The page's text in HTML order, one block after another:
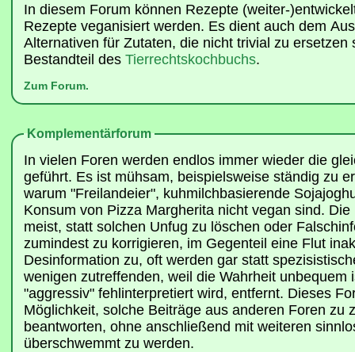
In diesem Forum können Rezepte (weiter-
Rezepte veganisiert werden. Es dient auch dem
Alternativen für Zutaten, die nicht trivial zu ersetzen
Bestandteil des Tierrechtskochbuchs.
Zum Forum.
Komplementärforum
In vielen Foren werden endlos immer wieder die
geführt. Es ist mühsam, beispielsweise ständig zu
warum "Freilandeier", kuhmilchbasierende
Konsum von Pizza Margherita nicht vegan sind.
meist, statt solchen Unfug zu löschen oder
zumindest zu korrigieren, im Gegenteil eine Flut
Desinformation zu, oft werden gar statt
wenigen zutreffenden, weil die Wahrheit unbequem
"aggressiv" fehlinterpretiert wird, entfernt. Dieses
Möglichkeit, solche Beiträge aus anderen Foren zu
beantworten, ohne anschließend mit weiteren
überschwemmt zu werden.